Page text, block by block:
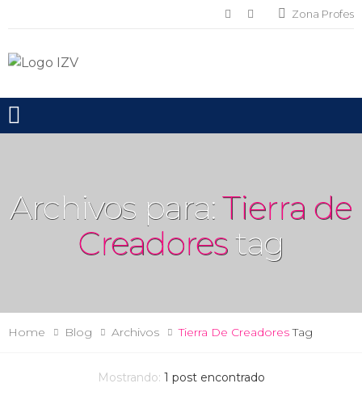
Zona Profes
Toggle mobile menu
Archivos para:Tierra de
Creadorestag
Home Blog Archivos Tierra De CreadoresTag
Mostrando: 1 post encontrado